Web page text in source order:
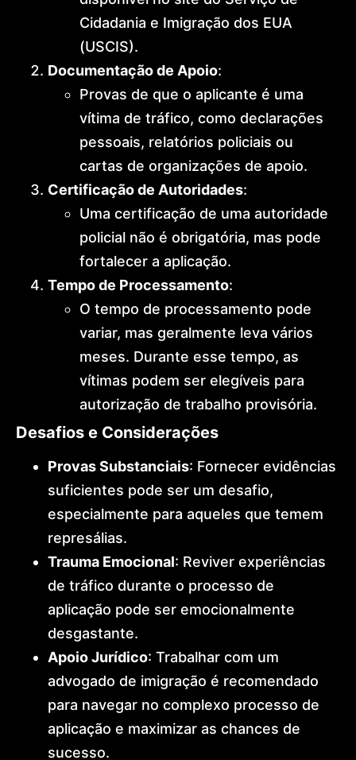
Cidadania e Imigração dos EUA
(USCIS).
Documentação de Apoio:
Provas de que o aplicante é uma
vítima de tráfico, como declarações
pessoais, relatórios policiais ou
cartas de organizações de apoio.
Certificação de Autoridades:
Uma certificação de uma autoridade
policial não é obrigatória, mas pode
fortalecer a aplicação.
Tempo de Processamento:
O tempo de processamento pode
variar, mas geralmente leva vários
meses. Durante esse tempo, as
vítimas podem ser elegíveis para
autorização de trabalho provisória.
Desafios e Considerações
Provas Substanciais: Fornecer evidências
suficientes pode ser um desafio,
especialmente para aqueles que temem
represálias.
Trauma Emocional: Reviver experiências
de tráfico durante o processo de
aplicação pode ser emocionalmente
desgastante.
Apoio Jurídico: Trabalhar com um
advogado de imigração é recomendado
para navegar no complexo processo de
aplicação e maximizar as chances de
sucesso.